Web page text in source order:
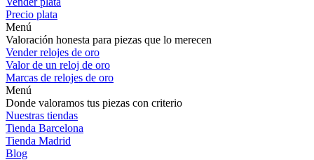
Precio plata
Menú
Valoración honesta para piezas que lo merecen
Vender relojes de oro
Valor de un reloj de oro
Marcas de relojes de oro
Menú
Donde valoramos tus piezas con criterio
Nuestras tiendas
Tienda Barcelona
Tienda Madrid
Blog